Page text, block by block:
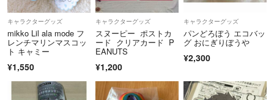
キャラクターグッズ
mikko Lil ala mode フ
レンチマリンマスコッ
ト キャミー
¥1,550
キャラクターグッズ
スヌーピー ポストカ
ード クリアカード P
EANUTS
¥1,200
キャラクターグッズ
パンどろぼう エコバッ
グ おにぎりぼうや
¥2,300